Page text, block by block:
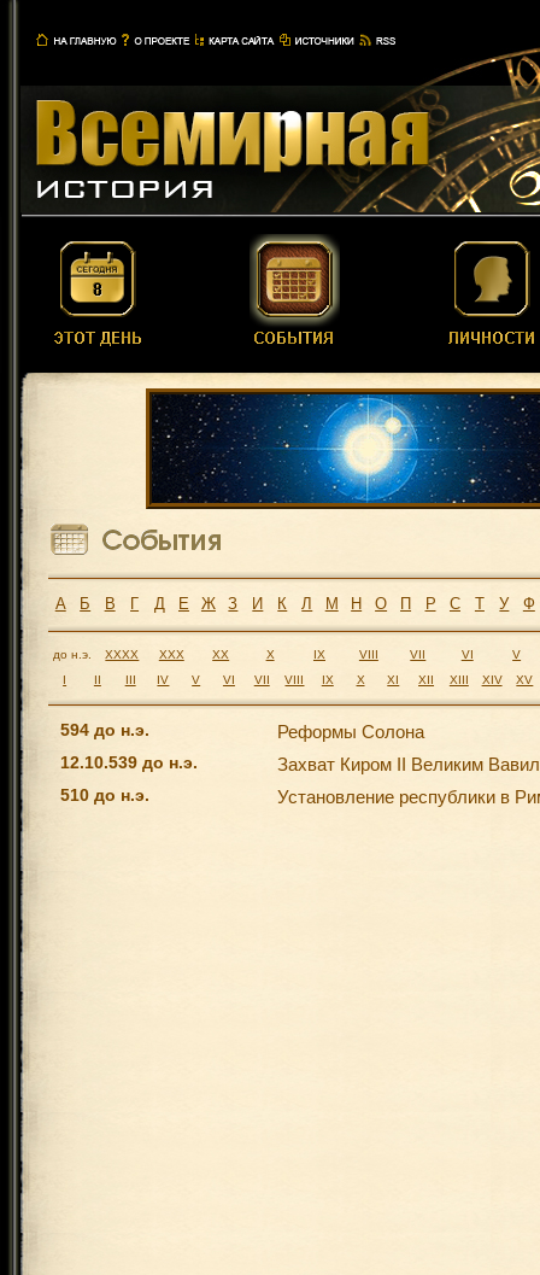
А Б В Г Д Е Ж З И К Л М Н О П Р С Т У Ф
до н.э. XXXX XXX XX X IX VIII VII VI
V
I
II III IV V VI VII VIII IX X XI XII XIII XIV XV
594 до н.э. Реформы Солона
12.10.539 до н.э. Захват Киром II Великим
510 до н.э. Установление республики в